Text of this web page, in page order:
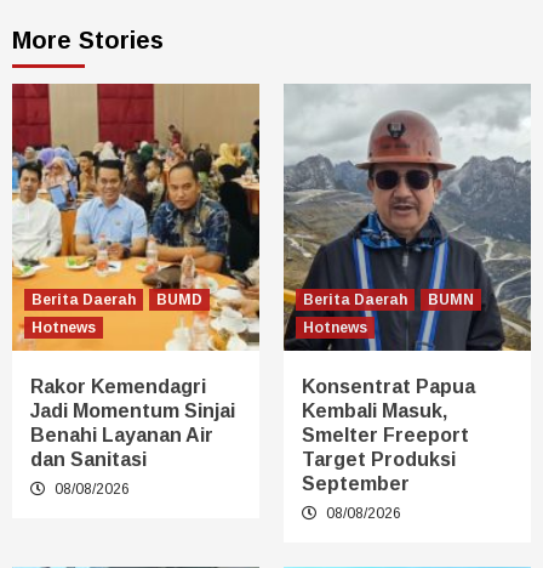
More Stories
Berita Daerah
BUMD
Hotnews
Rakor Kemendagri
Jadi Momentum Sinjai
Benahi Layanan Air
dan Sanitasi
08/08/2026
Berita Daerah
BUMN
Hotnews
Konsentrat Papua
Kembali Masuk,
Smelter Freeport
Target Produksi
September
08/08/2026